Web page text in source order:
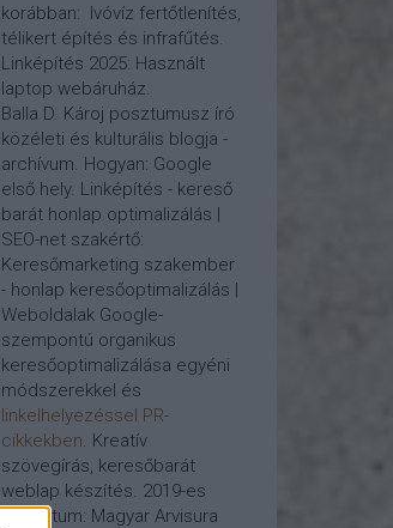
korábban: Ivóvíz fertőtlenítés,
télikert építés és infrafűtés.
Linképítés 2025: Használt
laptop webáruház.
Balla D. Károj posztumusz író
közéleti és kulturális blogja -
archívum. Hogyan: Google
első hely. Linképítés - kereső
barát honlap optimalizálás |
SEO-net szakértő:
Keresőmarketing szakember
- honlap keresőoptimalizálás |
Weboldalak Google-
szempontú organikus
keresőoptimalizálása egyéni
módszerekkel és
linkelhelyezéssel PR-
cikkekben. Kreatív
szövegírás, keresőbarát
weblap készítés. 2019-es
projektum: Magyar Arvisura